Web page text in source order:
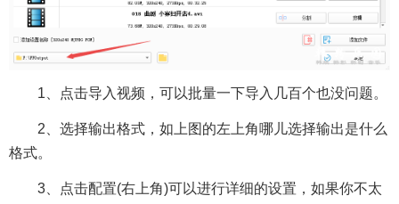
1、点击导入视频，可以批量一下导入几百个也没问题。
2、选择输出格式，如上图的左上角哪儿选择输出是什么
格式。
3、点击配置(右上角)可以进行详细的设置，如果你不太